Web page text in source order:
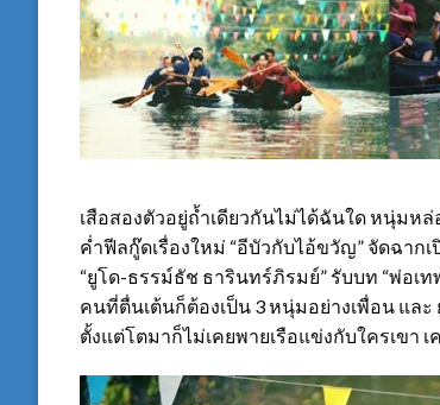
เสือสองตัวอยู่ถ้ำเดียวกันไม่ได้ฉันใด หนุ่ม
ค่ำฟีลกู๊ดเรื่องใหม่ “อีบัวกับไอ้ขวัญ” จัดฉาก
“ยูโด-ธรรม์ธัช ธารินทร์ภิรมย์” รับบท “พ่อเ
คนที่ตื่นเต้นก็ต้องเป็น 3 หนุ่มอย่างเพื่อน แล
ตั้งแต่โตมาก็ไม่เคยพายเรือแข่งกับใครเขา